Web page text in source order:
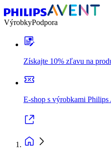
VýrobkyPodpora
Získajte 10% zľavu na
E-shop s výrobkami Philips